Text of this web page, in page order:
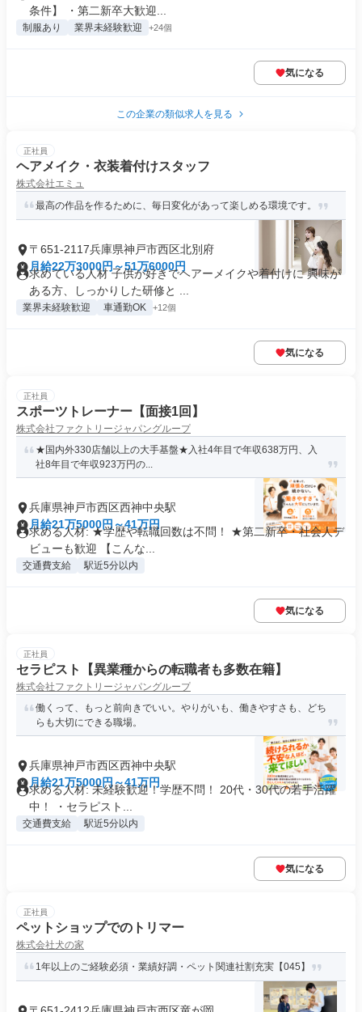
条件】 ・第二新卒大歓迎...
制服あり 業界未経験歓迎 +24個
気になる
この企業の類似求人を見る
正社員
ヘアメイク・衣装着付けスタッフ
株式会社エミュ
最高の作品を作るために、毎日変化があって楽しめる環境です。
〒651-2117兵庫県神戸市西区北別府
月給22万3000円～51万6000円
求めている人材 子供が好きでヘアーメイクや着付けに 興味が
ある方、しっかりした研修と ...
業界未経験歓迎 車通勤OK +12個
気になる
正社員
スポーツトレーナー【面接1回】
株式会社ファクトリージャパングループ
★国内外330店舗以上の大手基盤★入社4年目で年収638万円、入
社8年目で年収923万円の...
兵庫県神戸市西区西神中央駅
月給21万5000円～41万円
求める人材: ★学歴や転職回数は不問！ ★第二新卒・社会人デ
ビューも歓迎 【こんな...
交通費支給 駅近5分以内
気になる
正社員
セラピスト【異業種からの転職者も多数在籍】
株式会社ファクトリージャパングループ
働くって、もっと前向きでいい。やりがいも、働きやすさも、どち
らも大切にできる職場。
兵庫県神戸市西区西神中央駅
月給21万5000円～41万円
求める人材: 未経験歓迎！学歴不問！ 20代・30代の若手活躍
中！ ・セラピスト...
交通費支給 駅近5分以内
気になる
正社員
ペットショップでのトリマー
株式会社犬の家
1年以上のご経験必須・業績好調・ペット関連社割充実【045】